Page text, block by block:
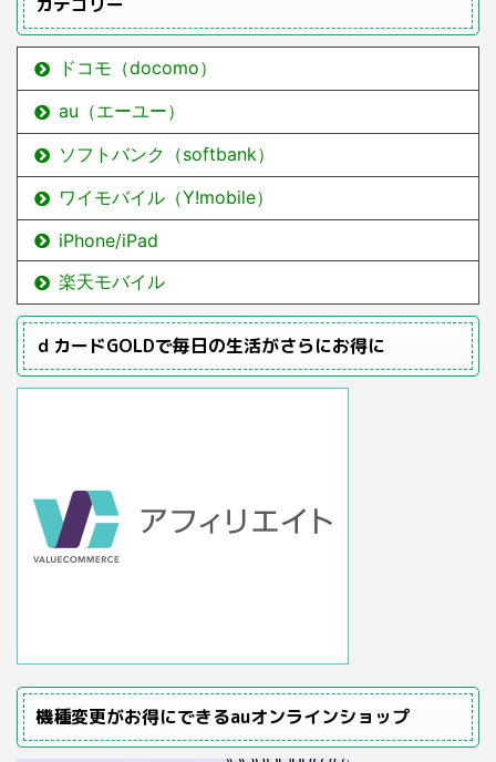
ドコモ（docomo）
au（エーユー）
ソフトバンク（softbank）
ワイモバイル（Y!mobile）
iPhone/iPad
楽天モバイル
ｄカードGOLDで毎日の生活がさらにお得に
機種変更がお得にできるauオンラインショップ